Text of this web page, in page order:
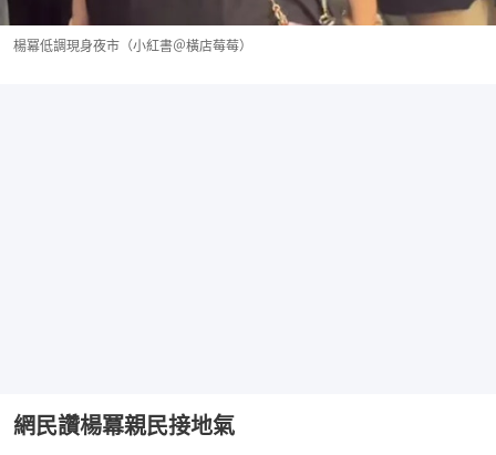
楊冪低調現身夜市（小紅書＠橫店莓莓）
網民讚楊冪親民接地氣